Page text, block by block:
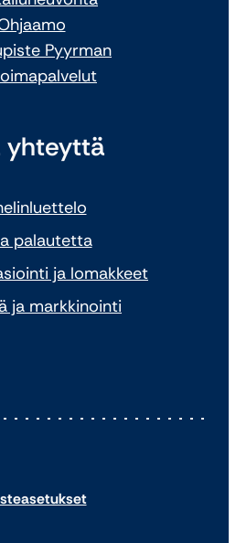
Pyyrman
yhteyttä
palautetta
ja lomakkeet
ja markkinointi